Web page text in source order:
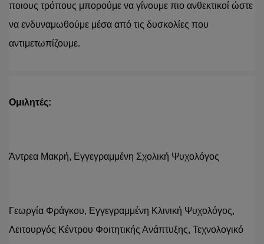
ποιους τρόπους μπορούμε να γίνουμε πιο ανθεκτικοί ώστε
να ενδυναμωθούμε μέσα από τις δυσκολίες που
αντιμετωπίζουμε.
Ομιλητές:
Άντρεα Μακρή, Εγγεγραμμένη Σχολική Ψυχολόγος
Γεωργία Φράγκου, Εγγεγραμμένη Κλινική Ψυχολόγος,
Λειτουργός Κέντρου Φοιτητικής Ανάπτυξης, Τεχνολογικό